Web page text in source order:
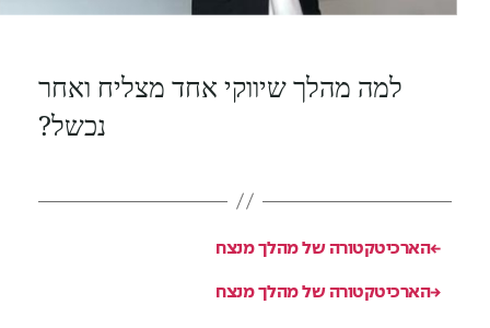
למה מהלך שיווקי אחד מצליח ואחר
נכשל?
←הארכיטקטורה של מהלך מנצח
→הארכיטקטורה של מהלך מנצח